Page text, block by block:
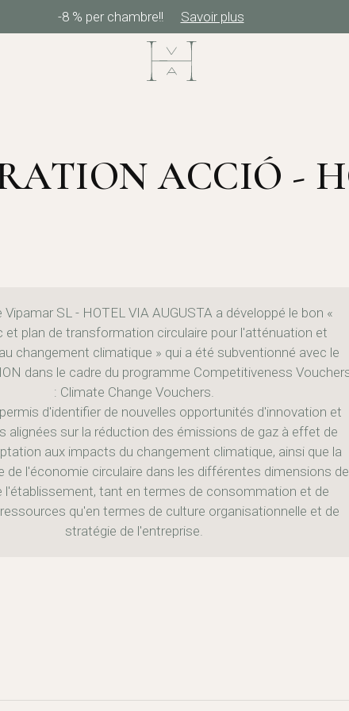
-8 % per chambre!! Savoir plus
ACCIÓ -
Vipamar SL - HOTEL VIA AUGUSTA a développé le bon «
et plan de transformation circulaire pour l'atténuation et
changement climatique » qui a été subventionné avec le
dans le cadre du programme Competitiveness
: Climate Change Vouchers.
d'identifier de nouvelles opportunités d'innovation et
alignées sur la réduction des émissions de gaz à effet de
aux impacts du changement climatique, ainsi que la
de l'économie circulaire dans les différentes dimensions de
l'établissement, tant en termes de consommation et de
qu'en termes de culture organisationnelle et de
stratégie de l'entreprise.